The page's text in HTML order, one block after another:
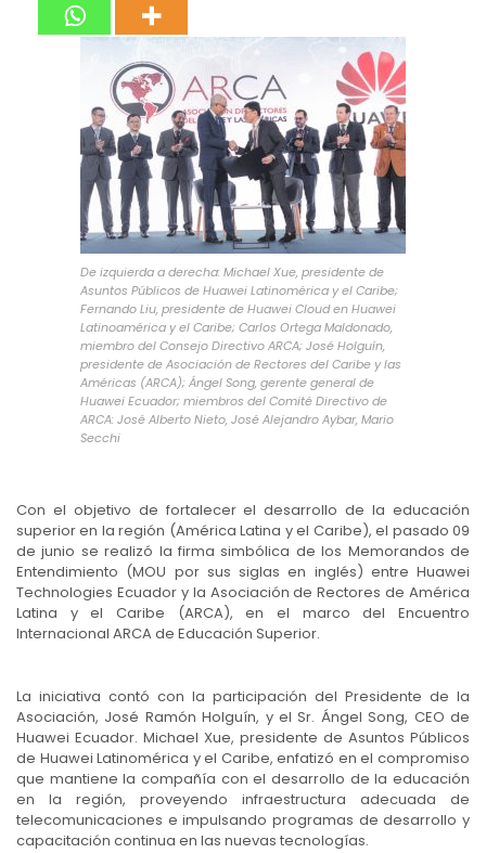
De izquierda a derecha: Michael Xue, presidente de
Asuntos Públicos de Huawei Latinomérica y el Caribe;
Fernando Liu, presidente de Huawei Cloud en Huawei
Latinoamérica y el Caribe; Carlos Ortega Maldonado,
miembro del Consejo Directivo ARCA; José Holguín,
presidente de Asociación de Rectores del Caribe y las
Américas (ARCA); Ángel Song, gerente general de
Huawei Ecuador; miembros del Comité Directivo de
ARCA: José Alberto Nieto, José Alejandro Aybar, Mario
Secchi
Con el objetivo de fortalecer el desarrollo de la educación
superior en la región (América Latina y el Caribe), el pasado 09
de junio se realizó la firma simbólica de los Memorandos de
Entendimiento (MOU por sus siglas en inglés) entre Huawei
Technologies Ecuador y la Asociación de Rectores de América
Latina y el Caribe (ARCA), en el marco del Encuentro
Internacional ARCA de Educación Superior.
La iniciativa contó con la participación del Presidente de la
Asociación, José Ramón Holguín, y el Sr. Ángel Song, CEO de
Huawei Ecuador. Michael Xue, presidente de Asuntos Públicos
de Huawei Latinomérica y el Caribe, enfatizó en el compromiso
que mantiene la compañía con el desarrollo de la educación
en la región, proveyendo infraestructura adecuada de
telecomunicaciones e impulsando programas de desarrollo y
capacitación continua en las nuevas tecnologías.